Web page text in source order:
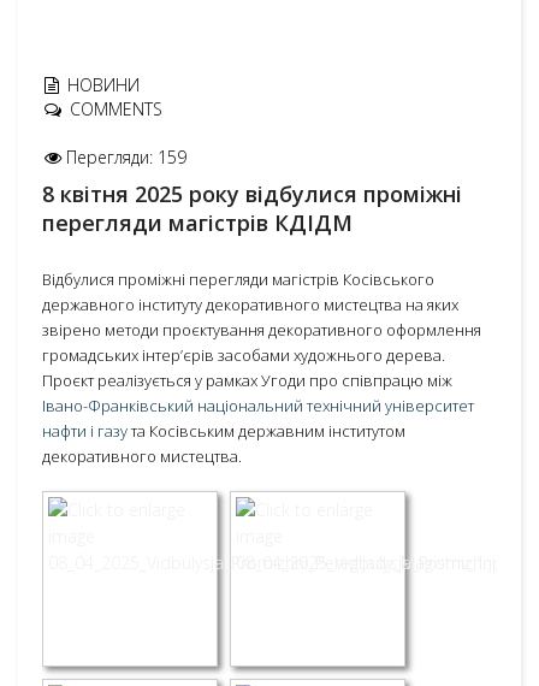
НОВИНИ
COMMENTS
Перегляди: 159
8 квітня 2025 року відбулися проміжні
перегляди магістрів КДІДМ
Відбулися проміжні перегляди магістрів Косівського
державного інституту декоративного мистецтва на яких
звірено методи проєктування декоративного оформлення
громадських інтер’єрів засобами художнього дерева.
Проєкт реалізується у рамках Угоди про співпрацю між
Івано-Франківський національний технічний університет
нафти і газута Косівським державним інститутом
декоративного мистецтва.